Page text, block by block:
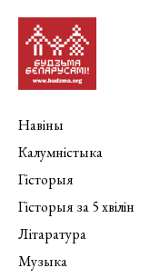
Навіны
Калумністыка
Гісторыя
Гісторыя за 5 хвілін
Літаратура
Музыка